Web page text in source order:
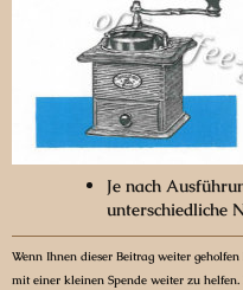
Je nach
unterschiedliche
Wenn Ihnen dieser Beitrag weiter
mit einer kleinen Spende weiter zu